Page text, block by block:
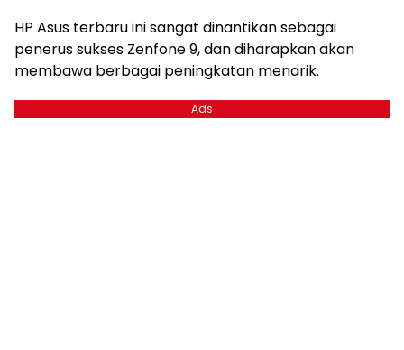
HP Asus terbaru ini sangat dinantikan sebagai
penerus sukses Zenfone 9, dan diharapkan akan
membawa berbagai peningkatan menarik.
Ads